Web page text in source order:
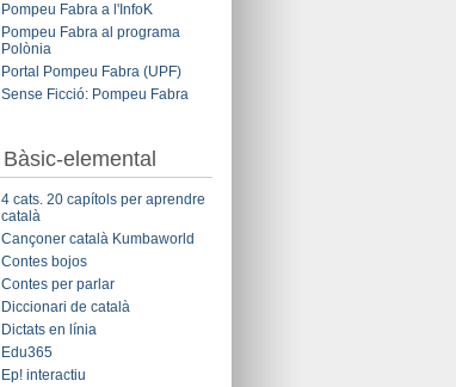
Pompeu Fabra a l'InfoK
Pompeu Fabra al programa
Polònia
Portal Pompeu Fabra (UPF)
Sense Ficció: Pompeu Fabra
Bàsic-elemental
4 cats. 20 capítols per aprendre
català
Cançoner català Kumbaworld
Contes bojos
Contes per parlar
Diccionari de català
Dictats en línia
Edu365
Ep! interactiu